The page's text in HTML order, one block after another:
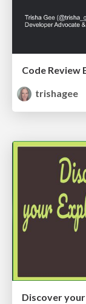
Code Review
trishagee
Discover